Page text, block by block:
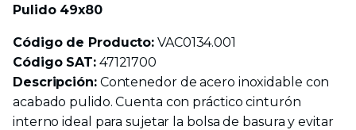
Pulido 49x80
Código de Producto: VAC0134.001
Código SAT:47121700
Descripción:Contenedor de acero inoxidable con
acabado pulido. Cuenta con práctico cinturón
interno ideal para sujetar la bolsa de basura y evitar